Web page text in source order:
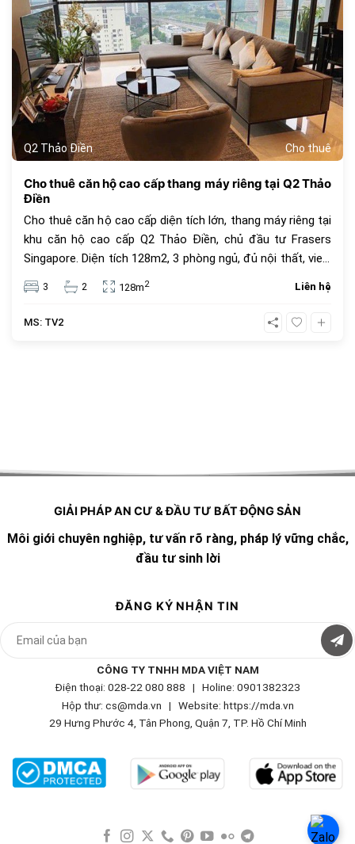
Q2 Thảo Điền Cho thuê
Cho thuê căn hộ cao cấp thang máy riêng tại Q2 Thảo
Điền
Cho thuê căn hộ cao cấp diện tích lớn, thang máy riêng tại
khu căn hộ cao cấp Q2 Thảo Điền, chủ đầu tư Frasers
Singapore. Diện tích 128m2, 3 phòng ngủ, đủ nội thất, view
thoáng đẹp. Giá thuê 90 triệu đồng.
3 2 128m2 Liên hệ
MS: TV2
GIẢI PHÁP AN CƯ & ĐẦU TƯ BẤT ĐỘNG SẢN
Môi giới chuyên nghiệp, tư vấn rõ ràng, pháp lý vững chắc,
đầu tư sinh lời
ĐĂNG KÝ NHẬN TIN
CÔNG TY TNHH MDA VIỆT NAM
Điện thoại: 028-22 080 888 | Holine: 0901382323
Hộp thư: cs@mda.vn | Website: https://mda.vn
29 Hưng Phước 4, Tân Phong, Quận 7, TP. Hồ Chí Minh